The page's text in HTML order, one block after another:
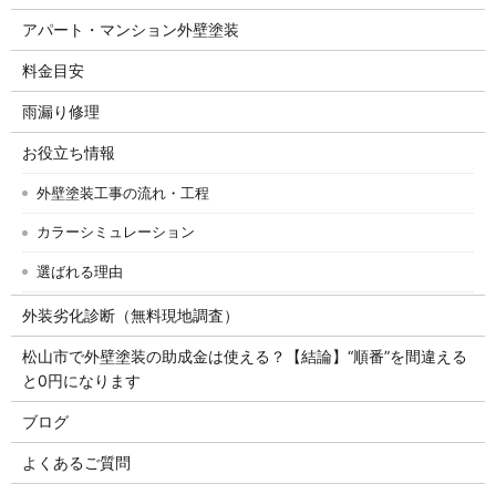
アパート・マンション外壁塗装
料金目安
雨漏り修理
お役立ち情報
外壁塗装工事の流れ・工程
カラーシミュレーション
選ばれる理由
外装劣化診断（無料現地調査）
松山市で外壁塗装の助成金は使える？【結論】“順番”を間違える
と0円になります
ブログ
よくあるご質問